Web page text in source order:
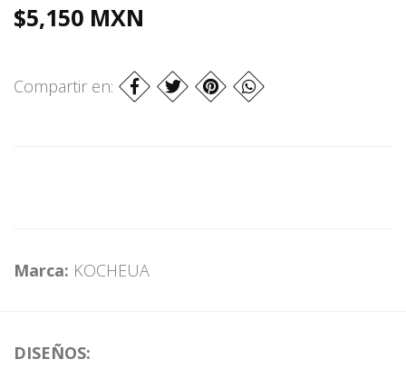
$5,150 MXN
Compartir en:
Marca: KOCHEUA
DISEÑOS: